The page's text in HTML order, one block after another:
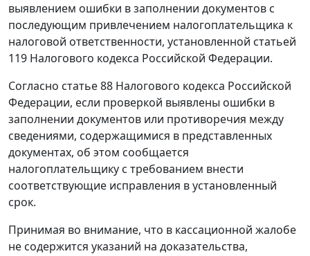
выявлением ошибки в заполнении документов с
последующим привлечением налогоплательщика к
налоговой ответственности, установленной статьей
119 Налогового кодекса Российской Федерации.
Согласно статье 88 Налогового кодекса Российской
Федерации, если проверкой выявлены ошибки в
заполнении документов или противоречия между
сведениями, содержащимися в представленных
документах, об этом сообщается
налогоплательщику с требованием внести
соответствующие исправления в установленный
срок.
Принимая во внимание, что в кассационной жалобе
не содержится указаний на доказательства,